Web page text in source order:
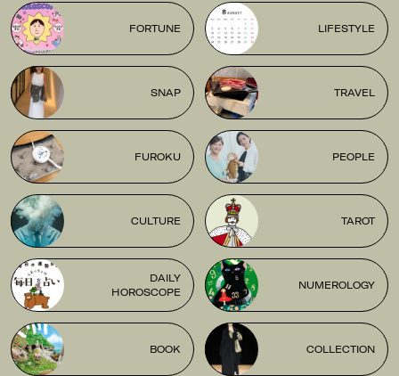
FORTUNE LIFESTYLE
SNAP TRAVEL
FUROKU PEOPLE
CULTURE TAROT
DAILY
HOROSCOPE
NUMEROLOGY
BOOK COLLECTION